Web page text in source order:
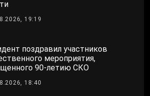
19:19
поздравил участников
мероприятия,
90-летию СКО
18:40